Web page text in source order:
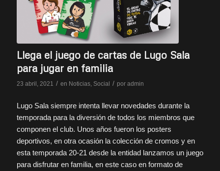
Llega el juego de cartas de Lugo Sala
para jugar en familia
23 abril, 2021 / en Noticias, Social / por admin
Lugo Sala siempre intenta llevar novedades durante la
temporada para la diversión de todos los miembros que
componen el club. Unos años fueron los posters
deportivos, en otra ocasión la colección de cromos y en
esta temporada 20-21 desde la entidad lanzamos un juego
para disfrutar en familia, en este caso en formato de